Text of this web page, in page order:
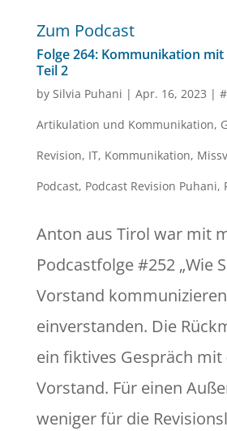
Zum Podcast
Folge 264: Kommunikation
Teil 2
by Silvia Puhani | Apr. 16, 2023 |
Artikulation und Kommunikation,
Revision, IT, Kommunikation,
Podcast, Podcast Revision Puhani,
Anton aus Tirol war mit
Podcastfolge #252 „Wie
Vorstand
einverstanden. Die
ein fiktives Gespräch mit
Vorstand. Für einen
weniger für die